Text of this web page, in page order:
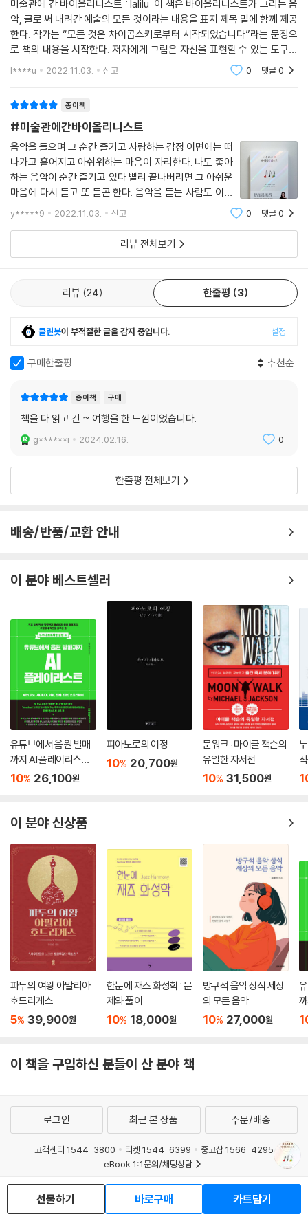
미술관에 간 바이올리니스트 : lalilu 이 책은 바이올리니스트가 그리는 음
악, 글로 써 내려간 예술의 모든 것이라는 내용을 표지 제목 밑에 함께 제공
한다. 작가는 “모든 것은 차이콥스키로부터 시작되었습니다”라는 문장으
로 책의 내용을 시작한다. 저자에게 그림은 자신을 표현할 수 있는 도구이
자 스트레스 해소의 창구라고 설명한다. 그림과 바이올린을 통해 자신을
l****u 2022.11.03. 신고 0 댓글0
종이책
#미술관에간바이올리니스트
음악을 들으며 그 순간 즐기고 사랑하는 감정 이면에는 떠
나가고 흩어지고 아쉬워하는 마음이 자리한다. 나도 좋아
하는 음악이 순간 즐기고 있다 빨리 끝나버리면 그 아쉬운
마음에 다시 듣고 또 듣곤 한다. 음악을 듣는 사람도 이러
할진대, 무대 위에서 몇 개월 동안 준비하고 한순간에 모
든 것을 불태우는 연주가, 예술가들의 마음은 어떠할까.
y*****9 2022.11.03. 신고 0 댓글0
리뷰 전체보기
리뷰 24 한줄평 3
클린봇이 부적절한 글을 감지 중입니다. 설정
구매한줄평 추천순
종이책 구매
책을 다 읽고 긴 ~ 여행을 한 느낌이었습니다.
g******i 2024.02.16. 0
한줄평 전체보기
배송/반품/교환 안내
이 분야 베스트셀러
유튜브에서 음원 발매
까지 AI 플레이리스트
with 수노, 제미나이,
10% 26,100원
피아노로의 여정
10% 20,700원
문워크 : 마이클 잭슨의
유일한 자서전
10% 31,500원
이 분야 신상품
파두의 여왕 아말리아
호드리게스
5% 39,900원
한눈에 재즈 화성학 : 문
제와 풀이
10% 18,000원
방구석 음악 상식 세상
의 모든 음악
10% 27,000원
이 책을 구입하신 분들이 산 분야 책
선물하기 바로구매 카트담기
로그인 최근 본 상품 주문/배송
고객센터 1544-3800 티켓 1544-6399
중고샵 1566-4295
eBook 1:1문의/채팅상담
예스이십사(주) 사업자 정보
이용약관
개인정보처리방침
청소년보호정책